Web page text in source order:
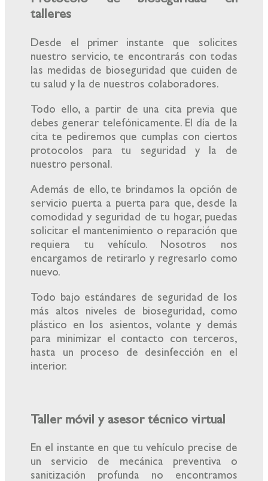
talleres
Desde el primer instante que solicites
nuestro servicio, te encontrarás con todas
las medidas de bioseguridad que cuiden de
tu salud y la de nuestros colaboradores.
Todo ello, a partir de una cita previa que
debes generar telefónicamente. El día de la
cita te pediremos que cumplas con ciertos
protocolos para tu seguridad y la de
nuestro personal.
Además de ello, te brindamos la opción de
servicio puerta a puerta para que, desde la
comodidad y seguridad de tu hogar, puedas
solicitar el mantenimiento o reparación que
requiera tu vehículo. Nosotros nos
encargamos de retirarlo y regresarlo como
nuevo.
Todo bajo estándares de seguridad de los
más altos niveles de bioseguridad, como
plástico en los asientos, volante y demás
para minimizar el contacto con terceros,
hasta un proceso de desinfección en el
interior.
Taller móvil y asesor técnico virtual
En el instante en que tu vehículo precise de
un servicio de mecánica preventiva o
sanitización profunda no encontramos